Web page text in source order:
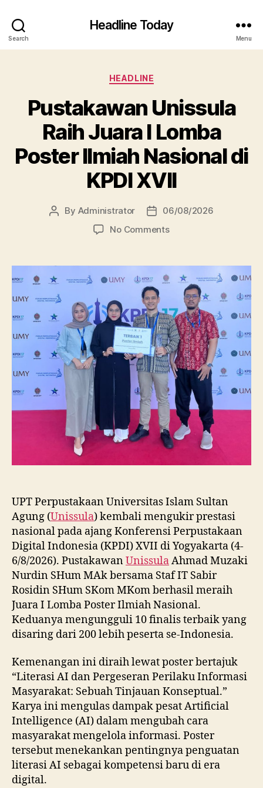
Search
Headline Today
Menu
Categories
HEADLINE
Pustakawan Unissula
Raih Juara I Lomba
Poster Ilmiah Nasional di
KPDI XVII
Post
By Administrator
Post06/08/2026
No Commentson
Raih
Juara
Lomba
Poster
Ilmiah
Nasional
di
KPDI
XVII
UPT Perpustakaan Universitas Islam Sultan
Agung (Unissula) kembali mengukir prestasi
nasional pada ajang Konferensi Perpustakaan
Digital Indonesia (KPDI) XVII di Yogyakarta (4-
6/8/2026). PustakawanUnissulaAhmad Muzaki
Nurdin SHum MAk bersama Staf IT Sabir
Rosidin SHum SKom MKom berhasil meraih
Juara I Lomba Poster Ilmiah Nasional.
Keduanya mengungguli 10 finalis terbaik yang
disaring dari 200 lebih peserta se-Indonesia.
Kemenangan ini diraih lewat poster bertajuk
“Literasi AI dan Pergeseran Perilaku Informasi
Masyarakat: Sebuah Tinjauan Konseptual.”
Karya ini mengulas dampak pesat Artificial
Intelligence (AI) dalam mengubah cara
masyarakat mengelola informasi. Poster
tersebut menekankan pentingnya penguatan
literasi AI sebagai kompetensi baru di era
digital.